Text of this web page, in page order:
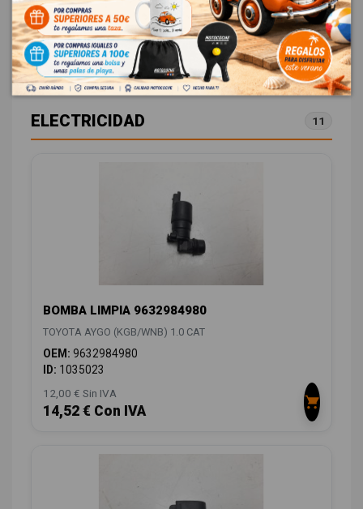
ID:1035053
88,00 € Sin IVA
106,48 € Con IVA
ELECTRICIDAD 11
BOMBA LIMPIA 9632984980
TOYOTA AYGO (KGB/WNB) 1.0 CAT
OEM: 9632984980
ID: 1035023
12,00 € Sin IVA
14,52 € Con IVA